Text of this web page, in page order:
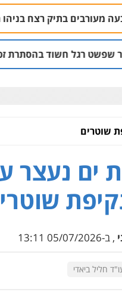
בניהו רזי בירושלים
בהסתרת זכויות בנכסי
שוטרים
ים נעצר
, ב-05/07/2026 13:11
חליל ביאדי